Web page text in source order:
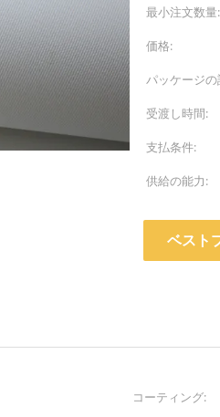
最小注文数量:
価格:
パッケージの
受渡し時間:
支払条件:
供給の能力:
ベスト
コーティング: